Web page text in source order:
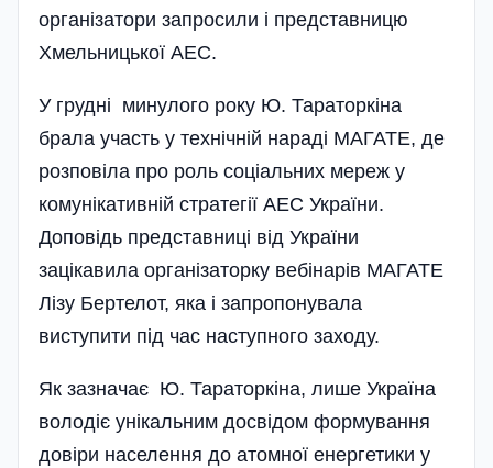
організатори запросили і представницю
Хмельницької АЕС.
У грудні минулого року Ю. Тараторкіна
брала участь у технічній нараді МАГАТЕ, де
розповіла про роль соціальних мереж у
комунікативній стратегії АЕС України.
Доповідь представниці від України
зацікавила організаторку вебінарів МАГАТЕ
Лізу Бертелот, яка і запропонувала
виступити під час наступ­ного заходу.
Як зазначає Ю. Тараторкіна, лише Україна
володіє унікальним досвідом формування
довіри населення до атомної енергетики у